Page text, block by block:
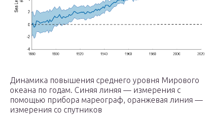
Динамика повышения среднего уровня Мирового
океана по годам. Синяя линяя — измерения с
помощью прибора мареограф, оранжевая линия —
измерения со спутников